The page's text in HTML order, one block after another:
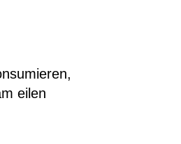
eilen